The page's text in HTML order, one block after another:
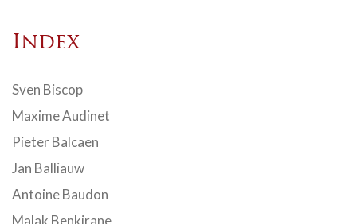
Index
Sven Biscop
Maxime Audinet
Pieter Balcaen
Jan Balliauw
Antoine Baudon
Malak Benkirane